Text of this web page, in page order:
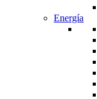
Energía